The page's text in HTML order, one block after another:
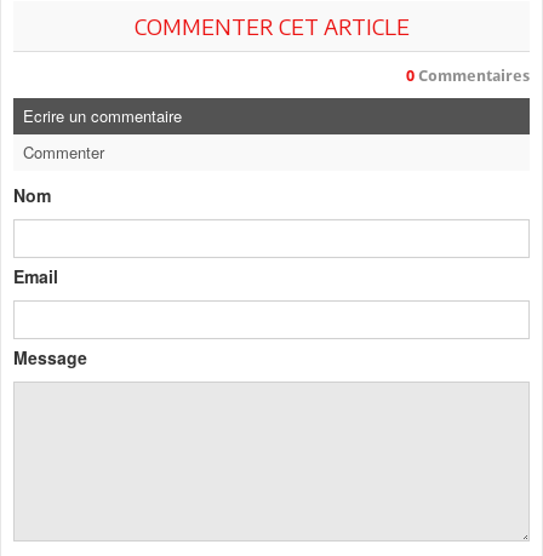
COMMENTER CET ARTICLE
0 Commentaires
Ecrire un commentaire
Commenter
Nom
Email
Message